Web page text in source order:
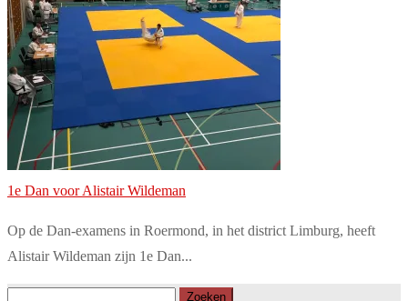
1e Dan voor Alistair Wildeman
Op de Dan-examens in Roermond, in het district Limburg, heeft
Alistair Wildeman zijn 1e Dan...